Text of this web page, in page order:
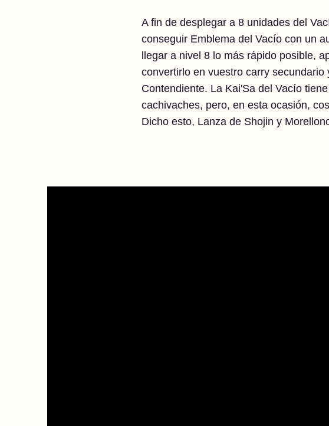
A fin de desplegar a 8 unidades del
conseguir Emblema del Vacío con un
llegar a nivel 8 lo más rápido posible,
convertirlo en vuestro carry
Contendiente. La Kai'Sa del Vacío
cachivaches, pero, en esta ocasión,
Dicho esto, Lanza de Shojin y